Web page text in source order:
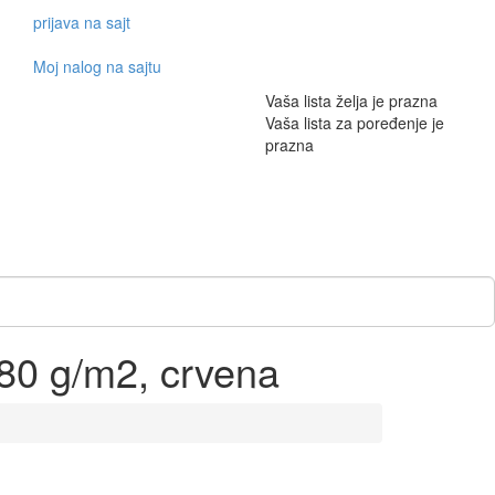
prijava na sajt
Moj nalog na sajtu
Vaša lista želja je prazna
Vaša lista za poređenje je
prazna
g/m2, crvena